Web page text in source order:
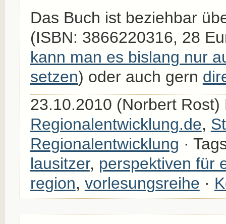
Das Buch ist beziehbar
(ISBN: 3866220316, 28
kann man es bislang nur
setzen) oder auch gern
23.10.2010 (Norbert Rost)
Regionalentwicklung.de,
Regionalentwicklung ·
lausitzer, perspektiven für
region, vorlesungsreihe ·